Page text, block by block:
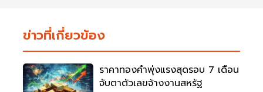
ข่าวที่เกี่ยวข้อง
ราคาทองคำพุ่งแรงสุดรอบ 7 เดือน
จับตาตัวเลขจ้างงานสหรัฐ